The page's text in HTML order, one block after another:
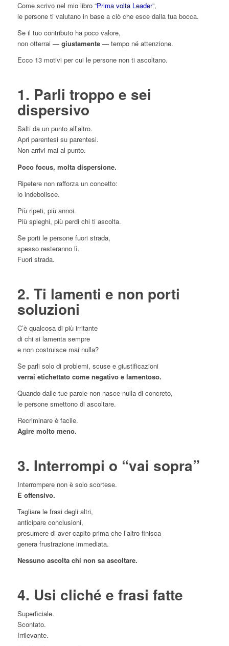
Come scrivo nel mio libro “Prima volta Leader”,
le persone ti valutano in base a ciò che esce dalla tua bocca.
Se il tuo contributo ha poco valore,
non otterrai — giustamente— tempo né attenzione.
Ecco 13 motivi per cui le persone non ti ascoltano.
1. Parli troppo e sei
dispersivo
Salti da un punto all’altro.
Apri parentesi su parentesi.
Non arrivi mai al punto.
Poco focus, molta dispersione.
Ripetere non rafforza un concetto:
lo indebolisce.
Più ripeti, più annoi.
Più spieghi, più perdi chi ti ascolta.
Se porti le persone fuori strada,
spesso resteranno lì.
Fuori strada.
2. Ti lamenti e non porti
soluzioni
C’è qualcosa di più irritante
di chi si lamenta sempre
e non costruisce mai nulla?
Se parli solo di problemi, scuse e giustificazioni
verrai etichettato come negativo e lamentoso.
Quando dalle tue parole non nasce nulla di concreto,
le persone smettono di ascoltare.
Recriminare è facile.
Agire molto meno.
3. Interrompi o “vai sopra”
Interrompere non è solo scortese.
È offensivo.
Tagliare le frasi degli altri,
anticipare conclusioni,
presumere di aver capito prima che l’altro finisca
genera frustrazione immediata.
Nessuno ascolta chi non sa ascoltare.
4. Usi cliché e frasi fatte
Superficiale.
Scontato.
Irrilevante.